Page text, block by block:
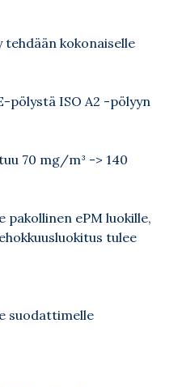
kokonaiselle
pölystä ISO A2 -pölyyn
70 mg/m³ -> 140
pakollinen ePM luokille,
tulee
suodattimelle